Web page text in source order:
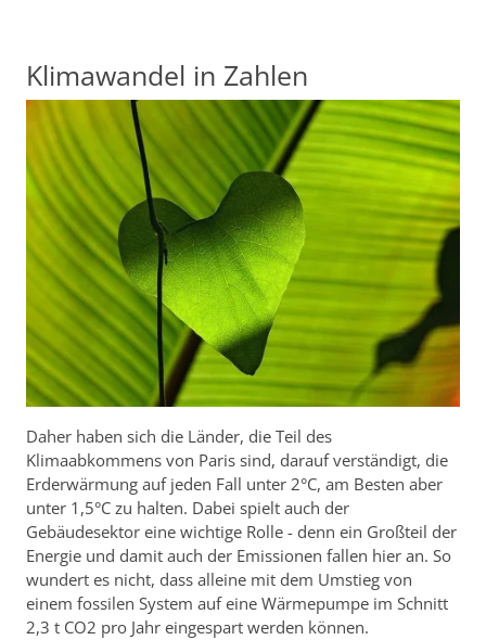
Klimawandel in Zahlen
Daher haben sich die Länder, die Teil des
Klimaabkommens von Paris sind, darauf verständigt, die
Erderwärmung auf jeden Fall unter 2°C, am Besten aber
unter 1,5°C zu halten. Dabei spielt auch der
Gebäudesektor eine wichtige Rolle - denn ein Großteil der
Energie und damit auch der Emissionen fallen hier an. So
wundert es nicht, dass alleine mit dem Umstieg von
einem fossilen System auf eine Wärmepumpe im Schnitt
2,3 t CO2 pro Jahr eingespart werden können.